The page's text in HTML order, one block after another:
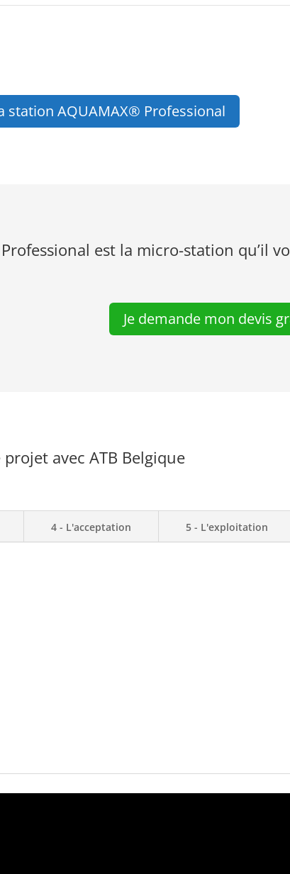
station AQUAMAX® Professional
Professional est la micro-station qu’il
Je demande mon devis
avec ATB Belgique
4 - L'acceptation 5 - L'exploitation